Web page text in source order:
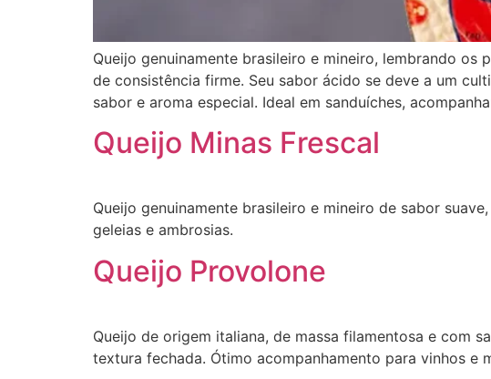
Queijo genuinamente brasileiro e mineiro, lembrando
de consistência firme. Seu sabor ácido se deve a um
sabor e aroma especial. Ideal em sanduíches,
Queijo Minas Frescal
Queijo genuinamente brasileiro e mineiro de sabor
geleias e ambrosias.
Queijo Provolone
Queijo de origem italiana, de massa filamentosa e com
textura fechada. Ótimo acompanhamento para vinhos e